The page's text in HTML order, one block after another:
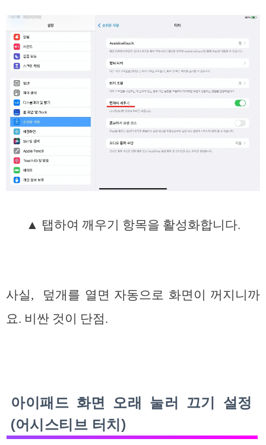
▲ 탭하여 깨우기 항목을 활성화합니다.
사실, 덮개를 열면 자동으로 화면이 꺼지니까
요. 비싼 것이 단점.
아이패드 화면 오래 눌러 끄기 설정
(어시스티브 터치)